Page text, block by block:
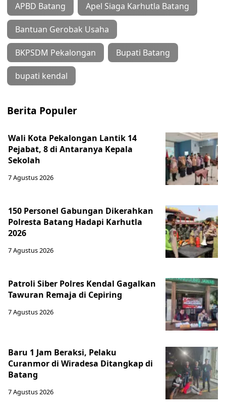
APBD Batang Apel Siaga Karhutla Batang
Bantuan Gerobak Usaha
BKPSDM Pekalongan Bupati Batang
bupati kendal
Berita Populer
Wali Kota Pekalongan Lantik 14
Pejabat, 8 di Antaranya Kepala
Sekolah
7 Agustus 2026
150 Personel Gabungan Dikerahkan
Polresta Batang Hadapi Karhutla
2026
7 Agustus 2026
Patroli Siber Polres Kendal Gagalkan
Tawuran Remaja di Cepiring
7 Agustus 2026
Baru 1 Jam Beraksi, Pelaku
Curanmor di Wiradesa Ditangkap di
Batang
7 Agustus 2026